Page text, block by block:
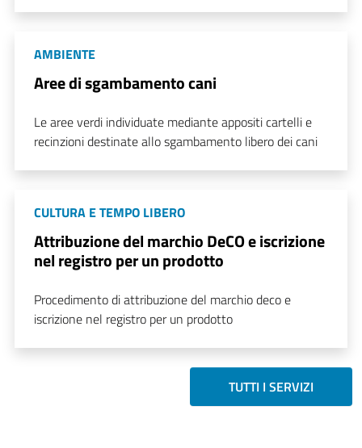
AMBIENTE
Aree di sgambamento cani
Le aree verdi individuate mediante appositi cartelli e
recinzioni destinate allo sgambamento libero dei cani
CULTURA E TEMPO LIBERO
Attribuzione del marchio DeCO e iscrizione
nel registro per un prodotto
Procedimento di attribuzione del marchio deco e
iscrizione nel registro per un prodotto
TUTTI I SERVIZI